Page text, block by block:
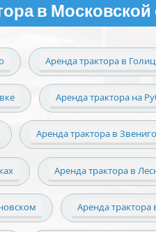
в
Аренда трактора в
Аренда трактора на
Аренда трактора в
Аренда трактора в
Аренда